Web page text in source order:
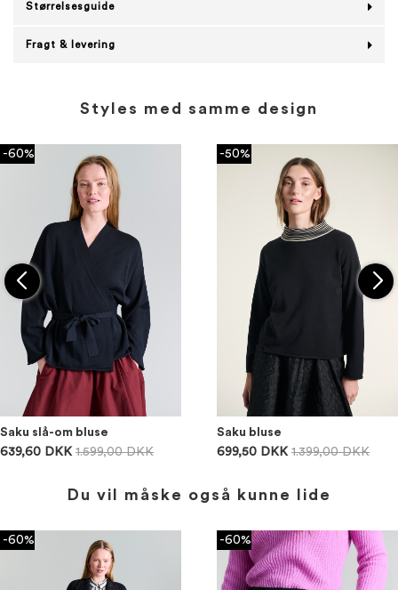
Størrelsesguide
Fragt & levering
Styles med samme design
-60%
Saku slå-om bluse
639,60 DKK 1.599,00 DKK
-50%
Saku bluse
699,50 DKK 1.399,00 DKK
Du vil måske også kunne lide
-60% -60%